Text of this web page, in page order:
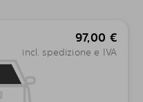
97,00 €
incl. spedizione e IVA